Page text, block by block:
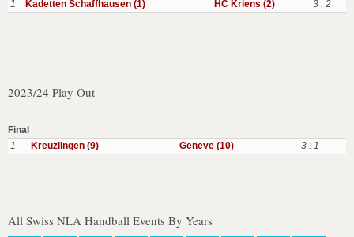
1
Kadetten Schaffhausen (1) HC Kriens (2) 3 : 2
2023/24 Play Out
Final
1
Kreuzlingen (9) Geneve (10) 3 : 1
All Swiss NLA Handball Events By Years